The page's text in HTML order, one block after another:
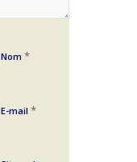
Nom *
E-mail *